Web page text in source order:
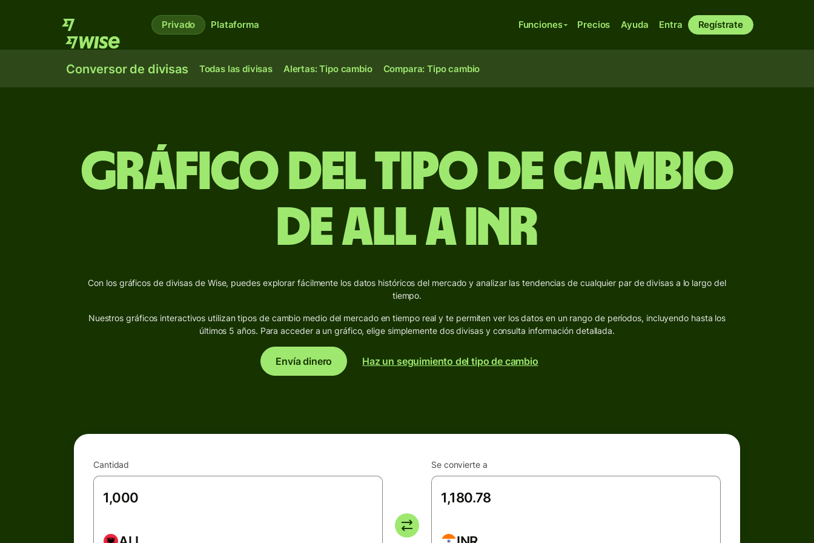
Privado Plataforma Funciones Precios Ayuda Entra Regístrate
Conversor de divisas Todas las divisas Alertas: Tipo cambio Compara: Tipo cambio
Gráfico del Tipo de Cambio
de ALL a INR
Con los gráficos de divisas de Wise, puedes explorar fácilmente los datos históricos del mercado y analizar las tendencias de cualquier par de divisas a lo largo del
tiempo.
Nuestros gráficos interactivos utilizan tipos de cambio medio del mercado en tiempo real y te permiten ver los datos en un rango de períodos, incluyendo hasta los
últimos 5 años. Para acceder a un gráfico, elige simplemente dos divisas y consulta información detallada.
Envía dinero Haz un seguimiento del tipo de cambio
Cantidad Se convierte a